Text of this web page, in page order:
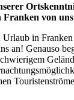
von uns
in
an! Genauso